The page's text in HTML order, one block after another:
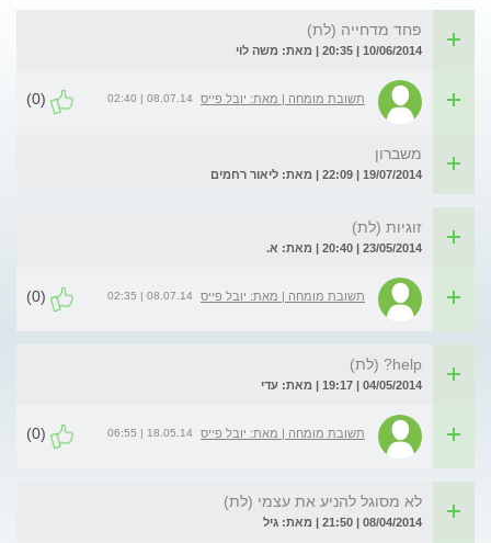
פחד מדחייה (לת)
10/06/2014 | 20:35 | מאת: משה לוי
תשובת מומחה | מאת: יובל פייס 08.07.14 | 02:40
(0)
משברון
19/07/2014 | 22:09 | מאת: ליאור רחמים
זוגיות (לת)
23/05/2014 | 20:40 | מאת: א.
תשובת מומחה | מאת: יובל פייס 08.07.14 | 02:35
(0)
help? (לת)
04/05/2014 | 19:17 | מאת: עדי
תשובת מומחה | מאת: יובל פייס 18.05.14 | 06:55
(0)
לא מסוגל להניע את עצמי (לת)
08/04/2014 | 21:50 | מאת: גיל